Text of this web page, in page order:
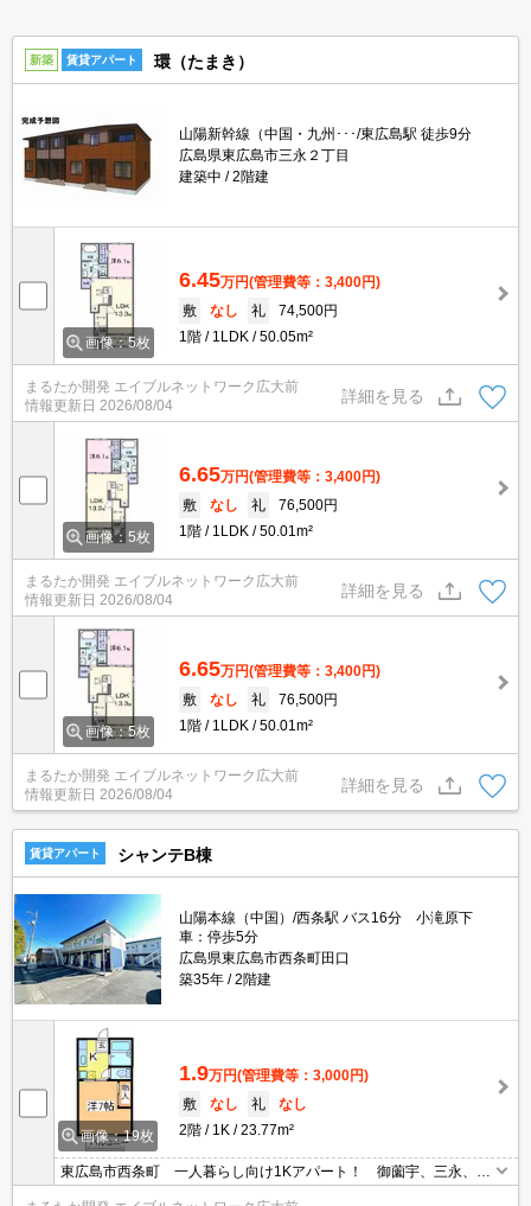
新築 賃貸アパート 環（たまき）
山陽新幹線（中国・九州･･･/東広島駅 徒歩9分
広島県東広島市三永２丁目
建築中
2階建
画像：5枚
6.45万円(管理費等：3,400円)
敷
なし 礼
74,500円
1階
1LDK 50.05m²
まるたか開発 エイブルネットワーク広大前
情報更新日 2026/08/04
詳細を見る
画像：5枚
6.65万円(管理費等：3,400円)
敷
なし 礼
76,500円
1階
1LDK 50.01m²
まるたか開発 エイブルネットワーク広大前
情報更新日 2026/08/04
詳細を見る
画像：5枚
6.65万円(管理費等：3,400円)
敷
なし 礼
76,500円
1階
1LDK 50.01m²
まるたか開発 エイブルネットワーク広大前
情報更新日 2026/08/04
詳細を見る
賃貸アパート シャンテB棟
山陽本線（中国）/西条駅 バス16分 小滝原下
車：停歩5分
広島県東広島市西条町田口
築35年
2階建
画像：19枚
1.9万円(管理費等：3,000円)
敷
なし 礼
なし
2階
1K 23.77m²
東広島市西条町 一人暮らし向け1Kアパート！ 御薗宇、三永、下
見、黒瀬の各方面にアクセスしやすい、意外と便利な立地です！